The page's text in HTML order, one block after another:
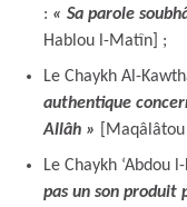
: « Sa parole
Hablou l-Matîn] ;
Le Chaykh Al-
authentique
Allâh »
Le Chaykh ‘Abdou
pas un son produit